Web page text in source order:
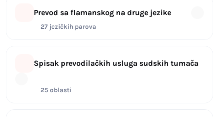
Prevod sa flamanskog na druge jezike
27 jezičkih parova
Spisak prevodilačkih usluga sudskih tumača
25 oblasti